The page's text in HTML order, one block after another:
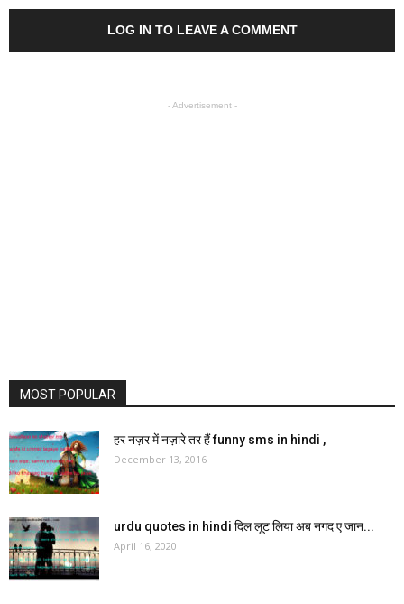
LOG IN TO LEAVE A COMMENT
- Advertisement -
MOST POPULAR
हर नज़र में नज़ारे तर हैं funny sms in hindi ,
December 13, 2016
urdu quotes in hindi दिल लूट लिया अब नगद ए जान...
April 16, 2020